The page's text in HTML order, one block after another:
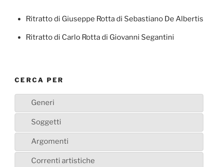
Ritratto di Giuseppe Rotta di Sebastiano De Albertis
Ritratto di Carlo Rotta di Giovanni Segantini
CERCA PER
Generi
Soggetti
Argomenti
Correnti artistiche